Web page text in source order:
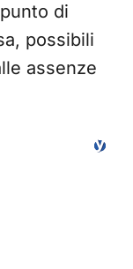
di
possibili
assenze